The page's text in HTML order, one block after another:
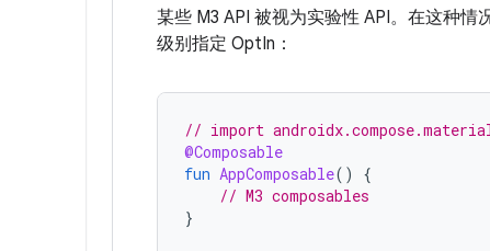
某些 M3 API 被视为实验性 API。在这种情
级别指定 OptIn：
// import
@Composable
fun AppComposable()
{
// M3 composables
}